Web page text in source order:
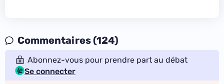
Commentaires (124)
Abonnez-vous pour prendre part au débat
Se connecter